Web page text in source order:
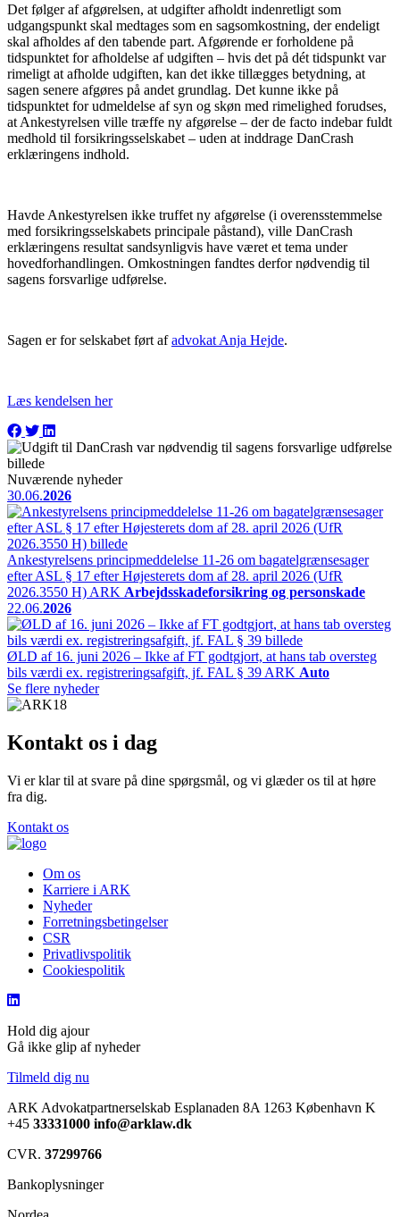
Det følger af afgørelsen, at udgifter afholdt indenretligt som
udgangspunkt skal medtages som en sagsomkostning, der endeligt
skal afholdes af den tabende part. Afgørende er forholdene på
tidspunktet for afholdelse af udgiften – hvis det på dét tidspunkt var
rimeligt at afholde udgiften, kan det ikke tillægges betydning, at
sagen senere afgøres på andet grundlag. Det kunne ikke på
tidspunktet for udmeldelse af syn og skøn med rimelighed forudses,
at Ankestyrelsen ville træffe ny afgørelse – der de facto indebar fuldt
medhold til forsikringsselskabet – uden at inddrage DanCrash
erklæringens indhold.
Havde Ankestyrelsen ikke truffet ny afgørelse (i overensstemmelse
med forsikringsselskabets principale påstand), ville DanCrash
erklæringens resultat sandsynligvis have været et tema under
hovedforhandlingen. Omkostningen fandtes derfor nødvendig til
sagens forsvarlige udførelse.
Sagen er for selskabet ført afadvokat Anja Hejde.
Læs kendelsen her
Nuværende nyheder
30.06.2026
Ankestyrelsens principmeddelelse 11-26 om bagatelgrænsesager
efter ASL § 17 efter Højesterets dom af 28. april 2026 (UfR
2026.3550 H) ARK Arbejdsskadeforsikring og personskade
22.06.2026
ØLD af 16. juni 2026 – Ikke af FT godtgjort, at hans tab oversteg
bils værdi ex. registreringsafgift, jf. FAL § 39 ARK Auto
Se flere nyheder
Kontakt os i dag
Vi er klar til at svare på dine spørgsmål, og vi glæder os til at høre
fra dig.
Kontakt os
Om os
Karriere i ARK
Nyheder
Forretningsbetingelser
CSR
Privatlivspolitik
Cookiespolitik
Hold dig ajour
Gå ikke glip af nyheder
Tilmeld dig nu
ARK Advokatpartnerselskab Esplanaden 8A 1263 København K
+45 33331000 info@arklaw.dk
CVR. 37299766
Bankoplysninger